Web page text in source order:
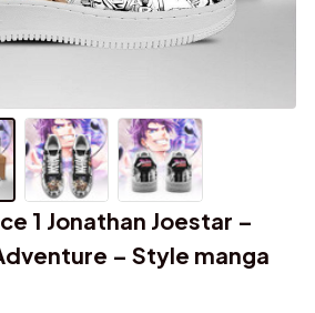
1 Jonathan Joestar –
– Style manga